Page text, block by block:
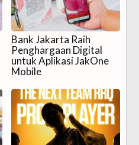
Bank Jakarta Raih
Penghargaan Digital
untuk Aplikasi JakOne
Mobile